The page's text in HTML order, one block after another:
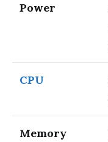
Power
CPU
Memory